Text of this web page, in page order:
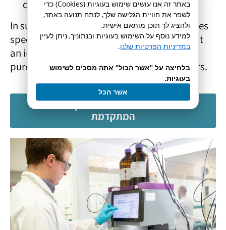
discovery and optimization.
In summary, flash chromatography combines
speed, efficiency, and automation, making it
an indispensable tool for scientists seeking
pure compounds in their research endeavors.
לפרטים נוספים על מערכת הקומביפלאש
המתקדמת
באתר זה אנו עושים שימוש בעוגיות (Cookies) כדי
לשפר את חוויית הגלישה שלך, לנתח תנועה באתר,
ולהציג לך תוכן מותאם אישית.
למידע נוסף על השימוש בעוגיות ובנתוניך, ניתן לעיין
במדיניות הפרטיות שלנו.
בלחיצה על "אשר הכול" אתה מסכים לשימוש
בעוגיות.
אשר הכל